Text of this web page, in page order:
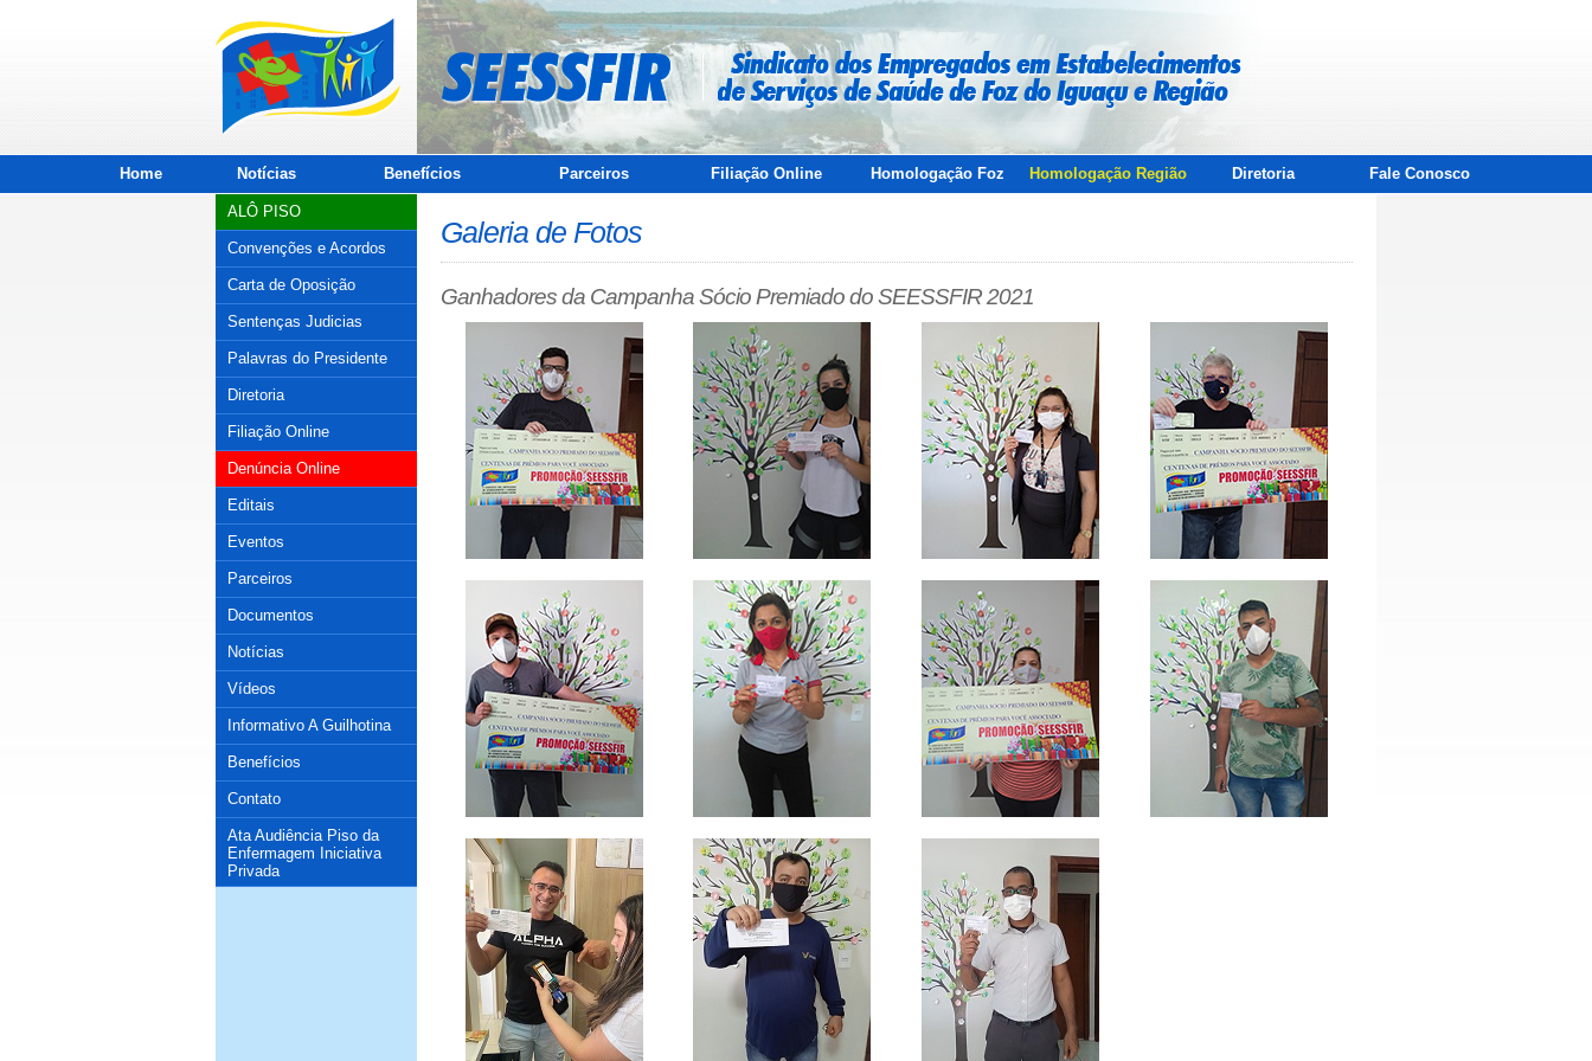
Home Notícias Benefícios Parceiros Filiação Online Homologação Foz Homologação Região Diretoria Fale Conosco
ALÔ PISO
Convenções e Acordos
Carta de Oposição
Sentenças Judicias
Palavras do Presidente
Diretoria
Filiação Online
Denúncia Online
Editais
Eventos
Parceiros
Documentos
Notícias
Vídeos
Informativo A Guilhotina
Benefícios
Contato
Ata Audiência Piso da
Enfermagem Iniciativa
Privada
Galeria de Fotos
Ganhadores da Campanha Sócio Premiado do SEESSFIR 2021